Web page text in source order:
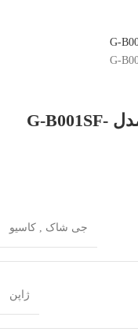
ساعت مچی کاسیو جی شاک مدل G-B001SF-
جی شاک , کاسیو
ژاپن